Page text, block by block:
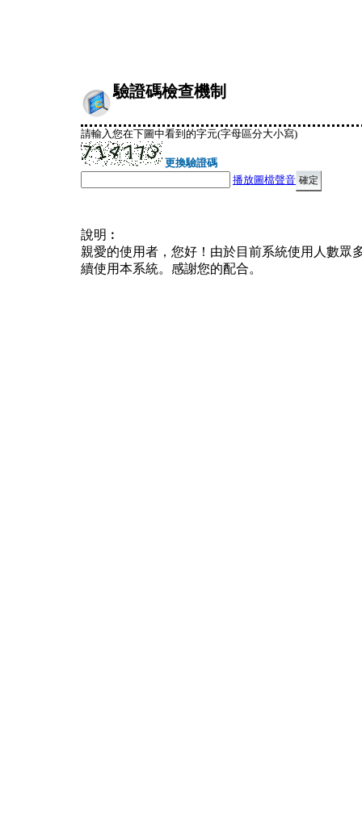
驗證碼檢查機制
請輸入您在下圖中看到的字元(字母區分大小寫)
更換驗證碼
播放圖檔聲音
說明︰
親愛的使用者，您好！由於目前系統使用人數眾
續使用本系統。感謝您的配合。